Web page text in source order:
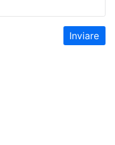
Inviare